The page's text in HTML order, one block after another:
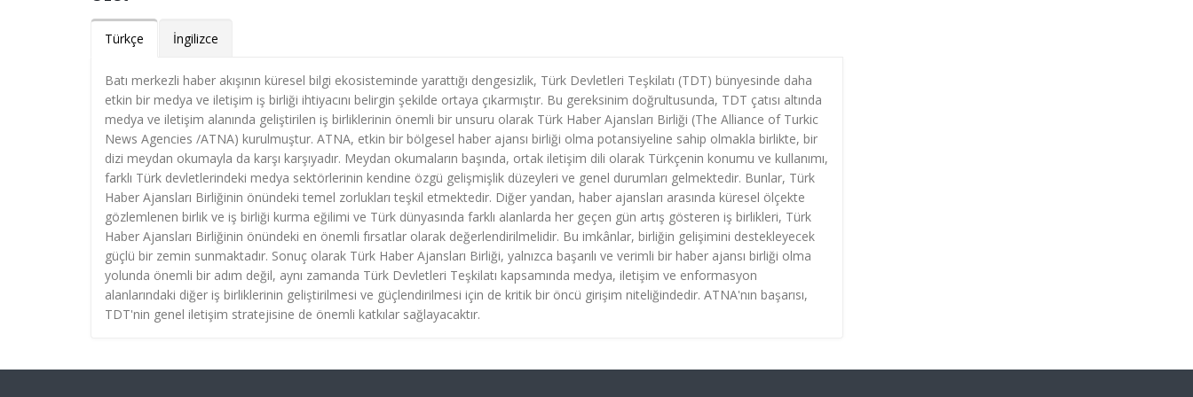
Türkçe İngilizce
Batı merkezli haber akışının küresel bilgi ekosisteminde yarattığı dengesizlik, Türk Devletleri Teşkilatı (TDT) bünyesinde daha
etkin bir medya ve iletişim iş birliği ihtiyacını belirgin şekilde ortaya çıkarmıştır. Bu gereksinim doğrultusunda, TDT çatısı altında
medya ve iletişim alanında geliştirilen iş birliklerinin önemli bir unsuru olarak Türk Haber Ajansları Birliği (The Alliance of Turkic
News Agencies /ATNA) kurulmuştur. ATNA, etkin bir bölgesel haber ajansı birliği olma potansiyeline sahip olmakla birlikte, bir
dizi meydan okumayla da karşı karşıyadır. Meydan okumaların başında, ortak iletişim dili olarak Türkçenin konumu ve kullanımı,
farklı Türk devletlerindeki medya sektörlerinin kendine özgü gelişmişlik düzeyleri ve genel durumları gelmektedir. Bunlar, Türk
Haber Ajansları Birliğinin önündeki temel zorlukları teşkil etmektedir. Diğer yandan, haber ajansları arasında küresel ölçekte
gözlemlenen birlik ve iş birliği kurma eğilimi ve Türk dünyasında farklı alanlarda her geçen gün artış gösteren iş birlikleri, Türk
Haber Ajansları Birliğinin önündeki en önemli fırsatlar olarak değerlendirilmelidir. Bu imkânlar, birliğin gelişimini destekleyecek
güçlü bir zemin sunmaktadır. Sonuç olarak Türk Haber Ajansları Birliği, yalnızca başarılı ve verimli bir haber ajansı birliği olma
yolunda önemli bir adım değil, aynı zamanda Türk Devletleri Teşkilatı kapsamında medya, iletişim ve enformasyon
alanlarındaki diğer iş birliklerinin geliştirilmesi ve güçlendirilmesi için de kritik bir öncü girişim niteliğindedir. ATNA'nın başarısı,
TDT'nin genel iletişim stratejisine de önemli katkılar sağlayacaktır.